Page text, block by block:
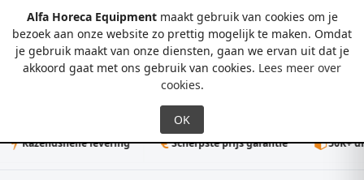
Alfa Horeca Equipmentmaakt gebruik van cookies om je
bezoek aan onze website zo prettig mogelijk te maken. Omdat
je gebruik maakt van onze diensten, gaan we ervan uit dat je
akkoord gaat met ons gebruik van cookies. Lees meer over
cookies.
0
levering Scherpste prijs garantie 50K+ direct